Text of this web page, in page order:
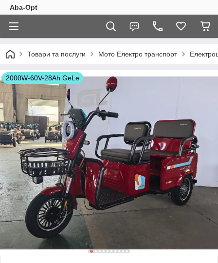
Aba-Opt
Товари та послуги Мото Електро транспорт
2000W-60V-28Ah GeLe